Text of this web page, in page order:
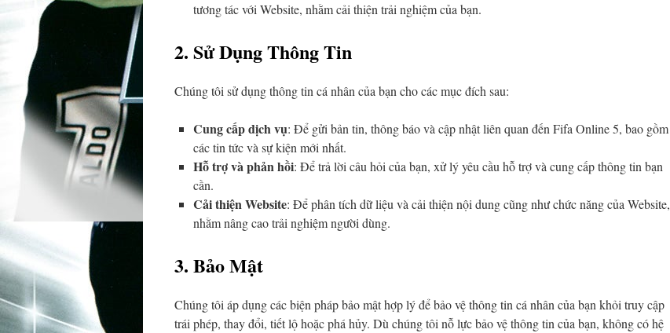
tương tác với Website, nhằm cải thiện trải nghiệm của bạn.
2. Sử Dụng Thông Tin
Chúng tôi sử dụng thông tin cá nhân của bạn cho các mục đích sau:
Cung cấp dịch vụ: Để gửi bản tin, thông báo và cập nhật liên quan đến Fifa Online 5, bao gồm
các tin tức và sự kiện mới nhất.
Hỗ trợ và phản hồi: Để trả lời câu hỏi của bạn, xử lý yêu cầu hỗ trợ và cung cấp thông tin bạn
cần.
Cải thiện Website: Để phân tích dữ liệu và cải thiện nội dung cũng như chức năng của Website,
nhằm nâng cao trải nghiệm người dùng.
3. Bảo Mật
Chúng tôi áp dụng các biện pháp bảo mật hợp lý để bảo vệ thông tin cá nhân của bạn khỏi truy cập
trái phép, thay đổi, tiết lộ hoặc phá hủy. Dù chúng tôi nỗ lực bảo vệ thông tin của bạn, không có hệ